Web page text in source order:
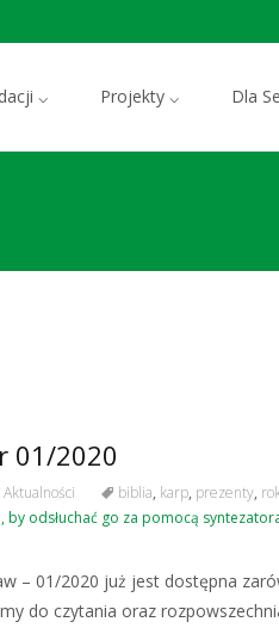
⌵ Projekty ⌵ Dla
01/2020
Aktualności biblia, karp, prezenty,
by odsłuchać go za pomocą
– 01/2020 już jest dostępna
do czytania oraz